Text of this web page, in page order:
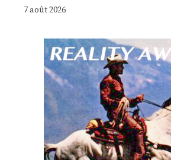
7 août 2026